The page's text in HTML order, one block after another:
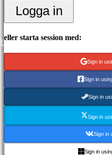
Kategorier
Actionspel
Äventyrsspel
spel
spel
Skjutspel
games
games
Logga in
Registrera
Logga in
eller starta session med:
Sign in
Sign in
Sign in
Sign in
Sign in
Sign in